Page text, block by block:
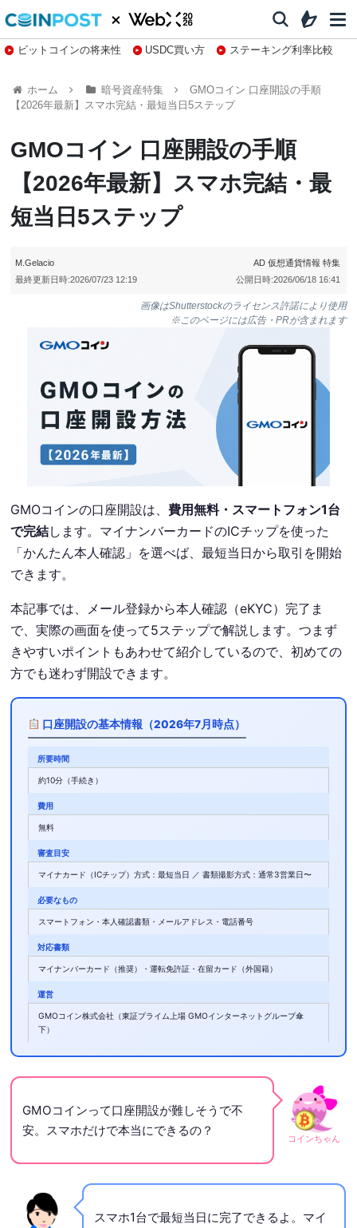
ビットコインの将来性 USDC買い方
ステーキング利率比較
ホーム
暗号資産特集
GMOコイン 口座開設の手順
【2026年最新】スマホ完結・最短当日5ステップ
GMOコイン 口座開設の手順
【2026年最新】スマホ完結・最
短当日5ステップ
M.Gelacio AD 仮想通貨情報 特集
公開日時:2026/06/18 16:41
最終更新日時:2026/07/23 12:19
画像はShutterstockのライセンス許諾により使用
※このページには広告・PRが含まれます
GMOコインの口座開設は、費用無料・スマートフォン1台
で完結します。マイナンバーカードのICチップを使った
「かんたん本人確認」を選べば、最短当日から取引を開始
できます。
本記事では、メール登録から本人確認（eKYC）完了ま
で、実際の画面を使って5ステップで解説します。つまず
きやすいポイントもあわせて紹介しているので、初めての
方でも迷わず開設できます。
口座開設の基本情報（2026年7月時点）
所要時間
約10分（手続き）
費用
無料
審査目安
マイナカード（ICチップ）方式：最短当日 ／ 書類撮影方式：通常3営業日〜
必要なもの
スマートフォン・本人確認書類・メールアドレス・電話番号
対応書類
マイナンバーカード（推奨）・運転免許証・在留カード（外国籍）
運営
GMOコイン株式会社（東証プライム上場 GMOインターネットグループ傘
下）
GMOコインって口座開設が難しそうで不
安。スマホだけで本当にできるの？
コインちゃん
スマホ1台で最短当日に完了できるよ。マイ